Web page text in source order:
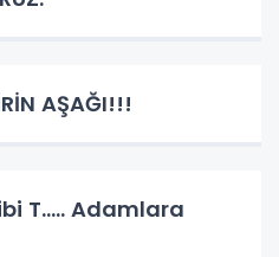
AŞAĞI!!!
T..... Adamlara